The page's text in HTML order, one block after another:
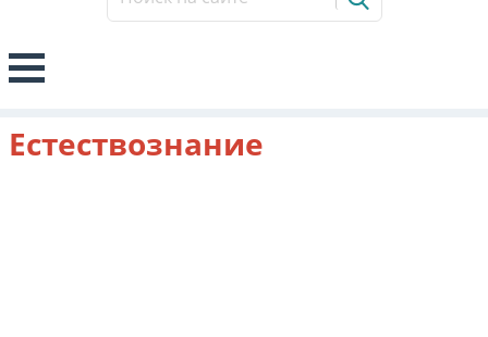
Естествознание